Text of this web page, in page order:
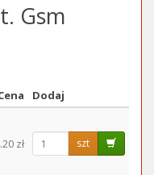
Gsm
Dodaj
zł szt